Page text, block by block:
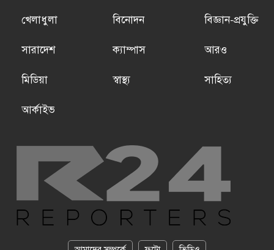
খেলাধুলা বিনোদন বিজ্ঞান-প্রযুক্তি
সারাদেশ ক্যাম্পাস আরও
মিডিয়া স্বাস্থ্য সাহিত্য
আর্কাইভ